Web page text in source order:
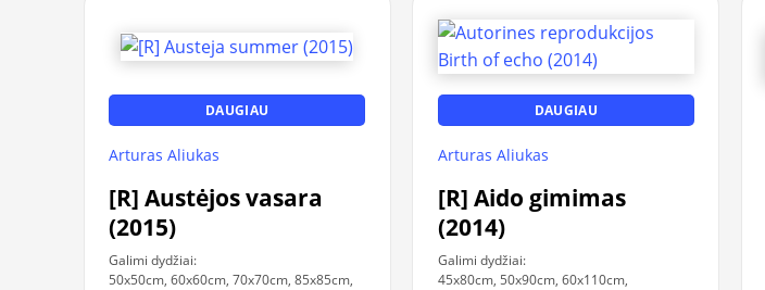
DAUGIAU
Arturas Aliukas
[R] Austėjos vasara
(2015)
Galimi dydžiai:
50x50cm, 60x60cm, 70x70cm, 85x85cm,
DAUGIAU
Arturas Aliukas
[R] Aido gimimas
(2014)
Galimi dydžiai:
45x80cm, 50x90cm, 60x110cm,